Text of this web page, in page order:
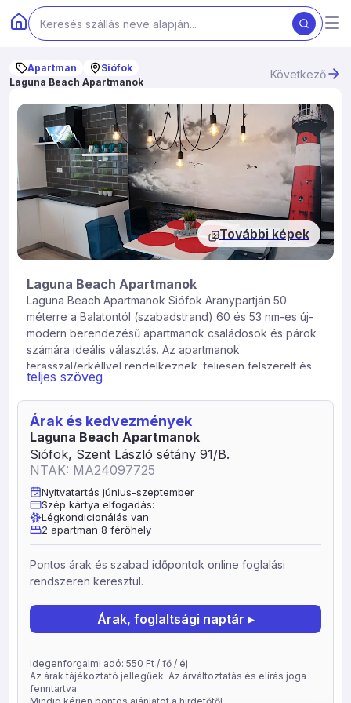
Apartman
Siófok
Laguna Beach Apartmanok
Következő
További képek
Laguna Beach Apartmanok
Laguna Beach Apartmanok Siófok Aranypartján 50
méterre a Balatontól (szabadstrand) 60 és 53 nm-es új-
modern berendezésű apartmanok családosok és párok
számára ideális választás. Az apartmanok
terasszal/erkéllyel rendelkeznek, teljesen felszerelt és
gépesített konyhával, kényelmes nyaralást biztosítanak.
beszerzésére, így igény esetén egyes apartmanokban
az ágyak össze és szét tolhatóak. Minden apartman
korlátlan internet hozzáféréssel rendelkezik. Előzetesen
megjelölt fők számára ágynemű és ágyneműhuzat
biztosított, törölközőt kérjük hozzanak magukkal.
Az apartmanház polikarbonáttal fedett kültéri
medencével rendelkezik, melynek szabályszerű
használata a társasház falán kifüggesztésre került,
továbbiakban biztosított napozóágyak használata.
Apartmanjainkhoz zárt udvari parkoló apartmanonként
Igény esetén 3 éves korig babaágy 1000, -Ft/nap díjon
kapcsolatban kérjük előzetesen vegyék fel velünk a
kapcsolatot). Helyszínen készpénzben fizetendő: –
Kaució: 50.000, -Ft/apartman – Idegenforgalmi adó: 550,
teljes szöveg
Árak és kedvezmények
Laguna Beach Apartmanok
Siófok, Szent László sétány 91/B.
NTAK: MA24097725
Nyitvatartás június-szeptember
Szép kártya elfogadás:
Légkondicionálás van
2 apartman 8 férőhely
Pontos árak és szabad időpontok online foglalási
rendszeren keresztül.
Árak, foglaltsági naptár ▸
Idegenforgalmi adó: 550 Ft / fő / éj
Az árak tájékoztató jellegűek. Az árváltoztatás és elírás joga
fenntartva.